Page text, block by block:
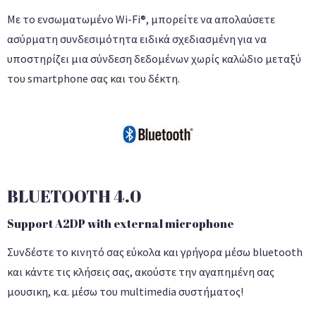
Με το ενσωματωμένο Wi-Fi®, μπορείτε να απολαύσετε
ασύρματη συνδεσιμότητα ειδικά σχεδιασμένη για να
υποστηρίζει μια σύνδεση δεδομένων χωρίς καλώδιο μεταξύ
του smartphone σας και του δέκτη.
BLUETOOTH 4.0
Support A2DP with external microphone
Συνδέστε το κινητό σας εύκολα και γρήγορα μέσω bluetooth
και κάντε τις κλήσεις σας, ακούστε την αγαπημένη σας
μουσικη, κ.α. μέσω του multimedia συστήματος!